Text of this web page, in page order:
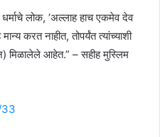
धर्माचे लोक, ‘अल्लाह हाच एकमेव देव
करत नाहीत, तोपर्यंत त्यांच्याशी
मिळालेले आहेत.” – सहीह मुस्लिम